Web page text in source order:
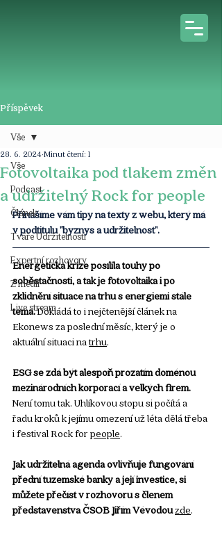
Příspěvek
Vše
Podcast
Článek
Tváře Udržitelnosti
Expertní rozhovory
Z médií
Live stream
Vše
Fotovoltaika pod tlakem změn
a udržitelný Rock for people
28. 6. 2024 Minut čtení: 1
Přinášíme vám tipy na texty z webu, který má
v podtitulu "byznys a udržitelnost".
Energetická krize posílila touhy po
soběstačnosti, a tak je fotovoltaika i po
zklidnění situace na trhu s energiemi stále
téma. Dokládá to i nejčtenější článek na
Ekonews za poslední měsíc, který je o
aktuální situaci na trhu.
ESG se zdá být alespoň prozatím doménou
mezinárodních korporací a velkých firem.
Není tomu tak. Uhlíkovou stopu si počítá a
řadu kroků k jejímu omezení už léta dělá třeba
i festival Rock for people.
Jak udržitelná agenda ovlivňuje fungování
přední tuzemské banky a její investice, si
můžete přečíst v rozhovoru s členem
představenstva ČSOB Jiřím Vévodouzde.